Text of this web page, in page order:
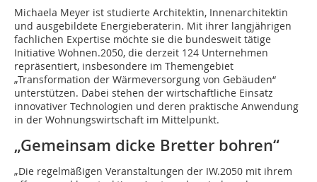
Michaela Meyer ist studierte Architektin, Innenarchitektin
und ausgebildete Energieberaterin. Mit ihrer langjährigen
fachlichen Expertise möchte sie die bundesweit tätige
Initiative Wohnen.2050, die derzeit 124 Unternehmen
repräsentiert, insbesondere im Themengebiet
„Transformation der Wärmeversorgung von Gebäuden“
unterstützen. Dabei stehen der wirtschaftliche Einsatz
innovativer Technologien und deren praktische Anwendung
in der Wohnungswirtschaft im Mittelpunkt.
„Gemeinsam dicke Bretter bohren“
„Die regelmäßigen Veranstaltungen der IW.2050 mit ihrem